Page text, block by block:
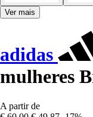
Ver mais
adidas
mulheres
A partir de